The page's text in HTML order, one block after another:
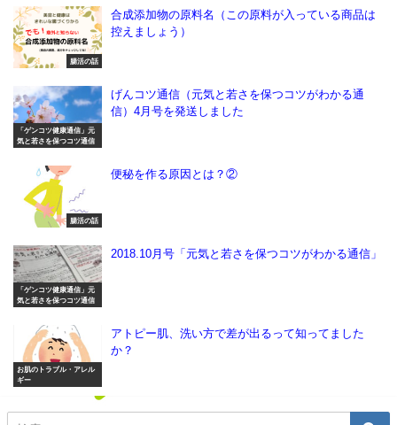
腸活の話
合成添加物の原料名（この原料が入っている商品は
控えましょう）
「ゲンコツ健康通信」元
気と若さを保つコツ通信
げんコツ通信（元気と若さを保つコツがわかる通
信）4月号を発送しました
腸活の話
便秘を作る原因とは？②
「ゲンコツ健康通信」元
気と若さを保つコツ通信
2018.10月号「元気と若さを保つコツがわかる通信」
お肌のトラブル・アレル
ギー
アトピー肌、洗い方で差が出るって知ってました
か？